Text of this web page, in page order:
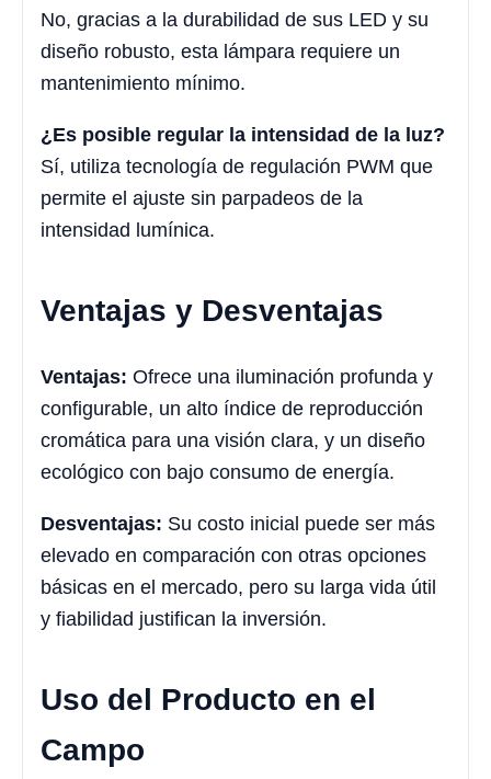
No, gracias a la durabilidad de sus LED y su
diseño robusto, esta lámpara requiere un
mantenimiento mínimo.
¿Es posible regular la intensidad de la luz?
Sí, utiliza tecnología de regulación PWM que
permite el ajuste sin parpadeos de la
intensidad lumínica.
Ventajas y Desventajas
Ventajas: Ofrece una iluminación profunda y
configurable, un alto índice de reproducción
cromática para una visión clara, y un diseño
ecológico con bajo consumo de energía.
Desventajas: Su costo inicial puede ser más
elevado en comparación con otras opciones
básicas en el mercado, pero su larga vida útil
y fiabilidad justifican la inversión.
Uso del Producto en el
Campo